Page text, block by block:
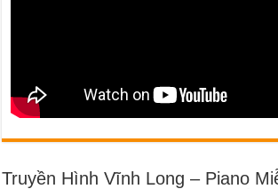
Truyền Hình Vĩnh Long – Piano